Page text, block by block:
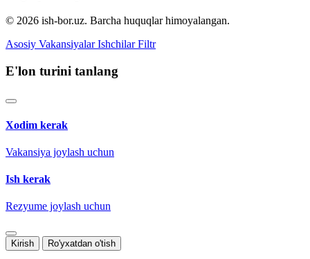
© 2026 ish-bor.uz. Barcha huquqlar himoyalangan.
Asosiy Vakansiyalar Ishchilar Filtr
E'lon turini tanlang
Xodim kerak
Vakansiya joylash uchun
Ish kerak
Rezyume joylash uchun
Kirish Ro'yxatdan o'tish